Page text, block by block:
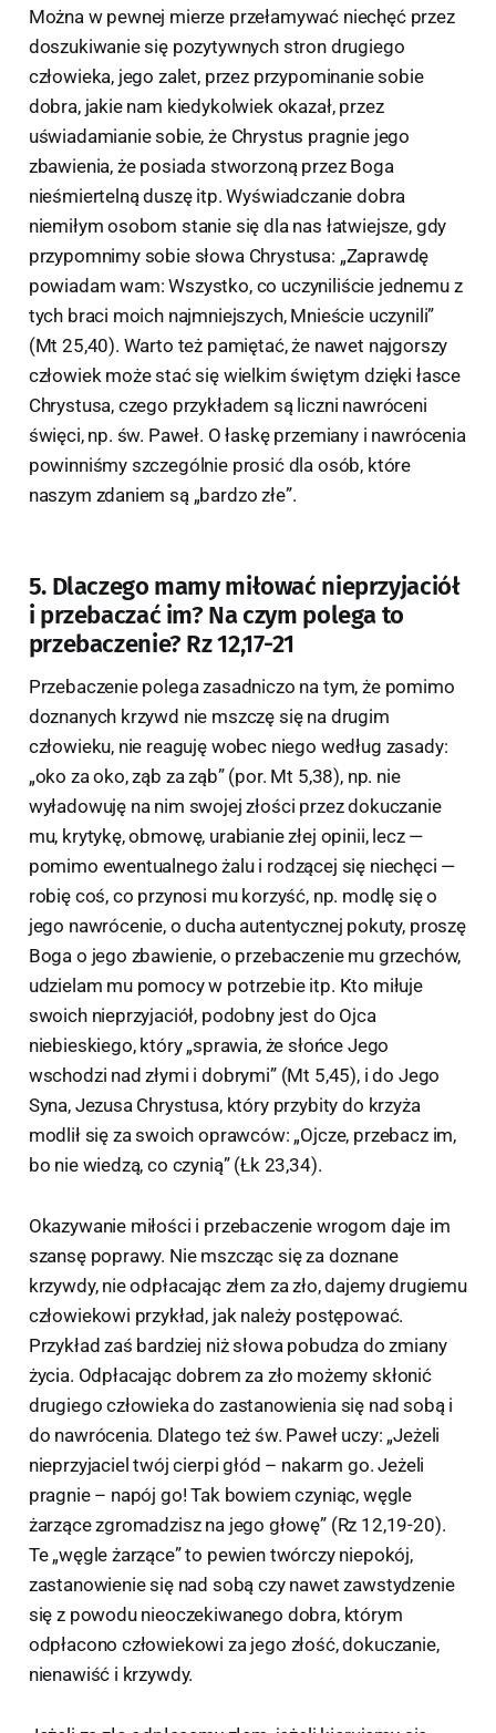
Można w pewnej mierze przełamywać niechęć przez
doszukiwanie się pozytywnych stron drugiego
człowieka, jego zalet, przez przypominanie sobie
dobra, jakie nam kiedykolwiek okazał, przez
uświadamianie sobie, że Chrystus pragnie jego
zbawienia, że posiada stworzoną przez Boga
nieśmiertelną duszę itp. Wyświadczanie dobra
niemiłym osobom stanie się dla nas łatwiejsze, gdy
przypomnimy sobie słowa Chrystusa: „Zaprawdę
powiadam wam: Wszystko, co uczyniliście jednemu z
tych braci moich najmniejszych, Mnieście uczynili”
(Mt 25,40). Warto też pamiętać, że nawet najgorszy
człowiek może stać się wielkim świętym dzięki łasce
Chrystusa, czego przykładem są liczni nawróceni
święci, np. św. Paweł. O łaskę przemiany i nawrócenia
powinniśmy szczególnie prosić dla osób, które
naszym zdaniem są „bardzo złe”.
5. Dlaczego mamy miłować nieprzyjaciół
i przebaczać im? Na czym polega to
przebaczenie? Rz 12,17-21
Przebaczenie polega zasadniczo na tym, że pomimo
doznanych krzywd nie mszczę się na drugim
człowieku, nie reaguję wobec niego według zasady:
„oko za oko, ząb za ząb” (por. Mt 5,38), np. nie
wyładowuję na nim swojej złości przez dokuczanie
mu, krytykę, obmowę, urabianie złej opinii, lecz —
pomimo ewentualnego żalu i rodzącej się niechęci —
robię coś, co przynosi mu korzyść, np. modlę się o
jego nawrócenie, o ducha autentycznej pokuty, proszę
Boga o jego zbawienie, o przebaczenie mu grzechów,
udzielam mu pomocy w potrzebie itp. Kto miłuje
swoich nieprzyjaciół, podobny jest do Ojca
niebieskiego, który „sprawia, że słońce Jego
wschodzi nad złymi i dobrymi” (Mt 5,45), i do Jego
Syna, Jezusa Chrystusa, który przybity do krzyża
modlił się za swoich oprawców: „Ojcze, przebacz im,
bo nie wiedzą, co czynią” (Łk 23,34).
Okazywanie miłości i przebaczenie wrogom daje im
szansę poprawy. Nie mszcząc się za doznane
krzywdy, nie odpłacając złem za zło, dajemy drugiemu
człowiekowi przykład, jak należy postępować.
Przykład zaś bardziej niż słowa pobudza do zmiany
życia. Odpłacając dobrem za zło możemy skłonić
drugiego człowieka do zastanowienia się nad sobą i
do nawrócenia. Dlatego też św. Paweł uczy: „Jeżeli
nieprzyjaciel twój cierpi głód – nakarm go. Jeżeli
pragnie – napój go! Tak bowiem czyniąc, węgle
żarzące zgromadzisz na jego głowę” (Rz 12,19-20).
Te „węgle żarzące” to pewien twórczy niepokój,
zastanowienie się nad sobą czy nawet zawstydzenie
się z powodu nieoczekiwanego dobra, którym
odpłacono człowiekowi za jego złość, dokuczanie,
nienawiść i krzywdy.